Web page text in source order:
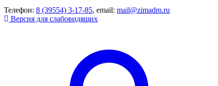
Телефон: 8 (39554) 3-17-85, email: mail@zimadm.ru
Версия для слабовидящих